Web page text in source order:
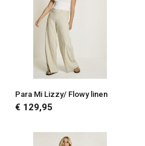
Para Mi Lizzy/ Flowy linen
€ 129,95